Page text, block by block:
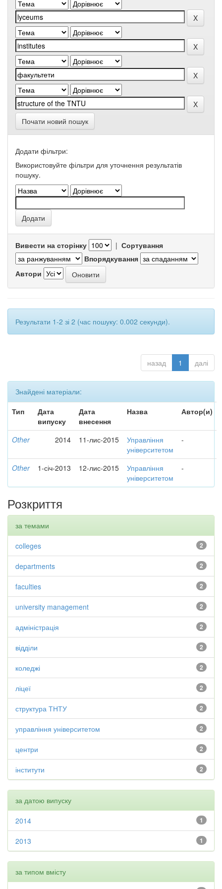
Почати новий пошук
Додати фільтри:
Використовуйте фільтри для уточнення результатів
пошуку.
Вивести на сторінку | Сортування
Впорядкування
Автори
Результати 1-2 зі 2 (час пошуку: 0.002 секунди).
назад 1 далі
Знайдені матеріали:
Тип
Дата
випуску
Дата
внесення
Назва Автор(и)
Other 2014 11-лис-2015
Управління
університетом
-
Other 1-січ-2013 12-лис-2015
Управління
університетом
-
Розкриття
за темами
2
colleges
2
departments
2
faculties
2
university management
2
адміністрація
2
відділи
2
коледжі
2
ліцеї
2
структура ТНТУ
2
управління університетом
2
центри
2
інститути
за датою випуску
1
2014
1
2013
за типом вмісту